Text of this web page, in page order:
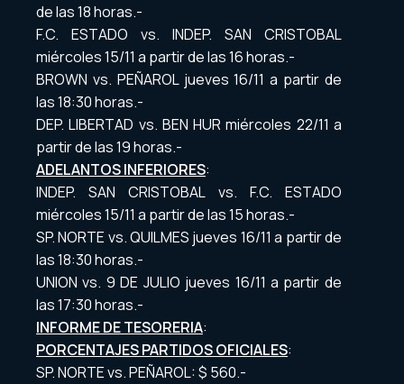
de las 18 horas.-
F.C. ESTADO vs. INDEP. SAN CRISTOBAL
miércoles 15/11 a partir de las 16 horas.-
BROWN vs. PEÑAROL jueves 16/11 a partir de
las 18:30 horas.-
DEP. LIBERTAD vs. BEN HUR miércoles 22/11 a
partir de las 19 horas.-
ADELANTOS INFERIORES:
INDEP. SAN CRISTOBAL vs. F.C. ESTADO
miércoles 15/11 a partir de las 15 horas.-
SP. NORTE vs. QUILMES jueves 16/11 a partir de
las 18:30 horas.-
UNION vs. 9 DE JULIO jueves 16/11 a partir de
las 17:30 horas.-
INFORME DE TESORERIA:
PORCENTAJES PARTIDOS OFICIALES:
SP. NORTE vs. PEÑAROL: $ 560.-